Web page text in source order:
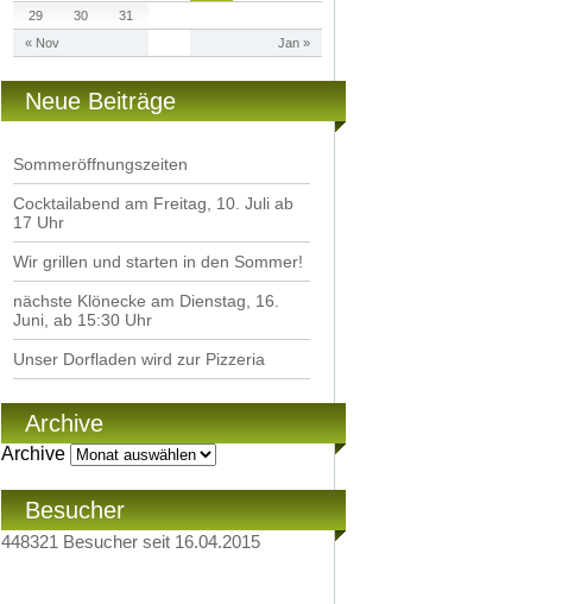
« Nov Jan »
29
30 31
Neue Beiträge
Sommeröffnungszeiten
Cocktailabend am Freitag, 10. Juli ab
17 Uhr
Wir grillen und starten in den Sommer!
nächste Klönecke am Dienstag, 16.
Juni, ab 15:30 Uhr
Unser Dorfladen wird zur Pizzeria
Archive
Archive
Besucher
448321 Besucher seit 16.04.2015